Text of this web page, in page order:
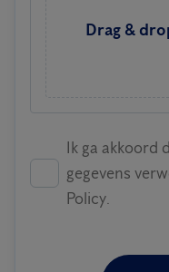
Drag &
Ik ga akkoord
gegevens
Policy.